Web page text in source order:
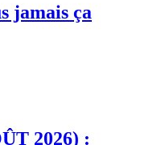
jamais ça
2026) :